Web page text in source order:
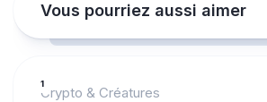
Vous pourriez aussi aimer
1
Crypto & Créatures